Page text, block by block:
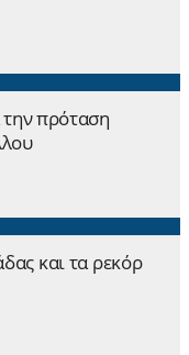
πρόταση
και τα ρεκόρ